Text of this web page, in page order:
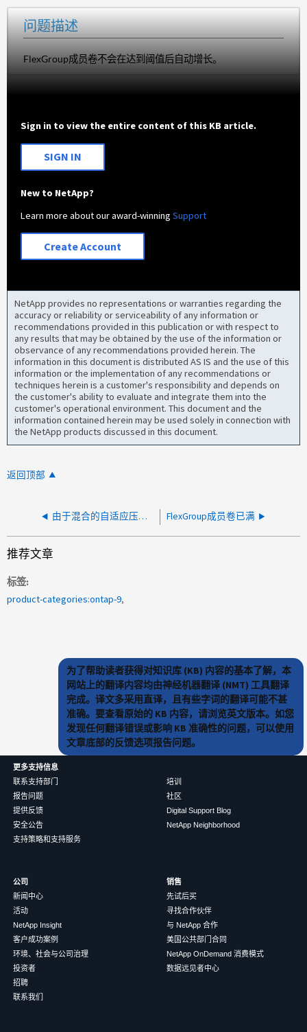
问题描述
FlexGroup成员卷不会在达到阈值后自动增长。
Sign in to view the entire content of this KB article.
SIGN IN
New to NetApp?
Learn more about our award-winningSupport
Create Account
NetApp provides no representations or warranties regarding the
accuracy or reliability or serviceability of any information or
recommendations provided in this publication or with respect to
any results that may be obtained by the use of the information or
observance of any recommendations provided herein. The
information in this document is distributed AS IS and the use of this
information or the implementation of any recommendations or
techniques herein is a customer's responsibility and depends on
the customer's ability to evaluate and integrate them into the
customer's operational environment. This document and the
information contained herein may be used solely in connection with
the NetApp products discussed in this document.
返回顶部
由于混合的自适应压缩聚合状态，FlexGroup 扩展失败 FlexGroup成员卷已满
推荐文章
标签
product-categories:ontap-9
为了帮助读者获得对知识库 (KB) 内容的基本了解，本
网站上的翻译内容均由神经机器翻译 (NMT) 工具翻译
完成。译文多采用直译，且有些字词的翻译可能不甚
准确。要查看原始的 KB 内容，请浏览英文版本。如您
发现任何翻译错误或影响 KB 准确性的问题，可以使用
文章底部的反馈选项报告问题。
更多支持信息
联系支持部门
报告问题
提供反馈
安全公告
支持策略和支持服务
培训
社区
Digital Support Blog
NetApp Neighborhood
公司
新闻中心
活动
NetApp Insight
客户成功案例
环境、社会与公司治理
投资者
招聘
联系我们
销售
先试后买
寻找合作伙伴
与 NetApp 合作
美国公共部门合同
NetApp OnDemand 消费模式
数据远见者中心